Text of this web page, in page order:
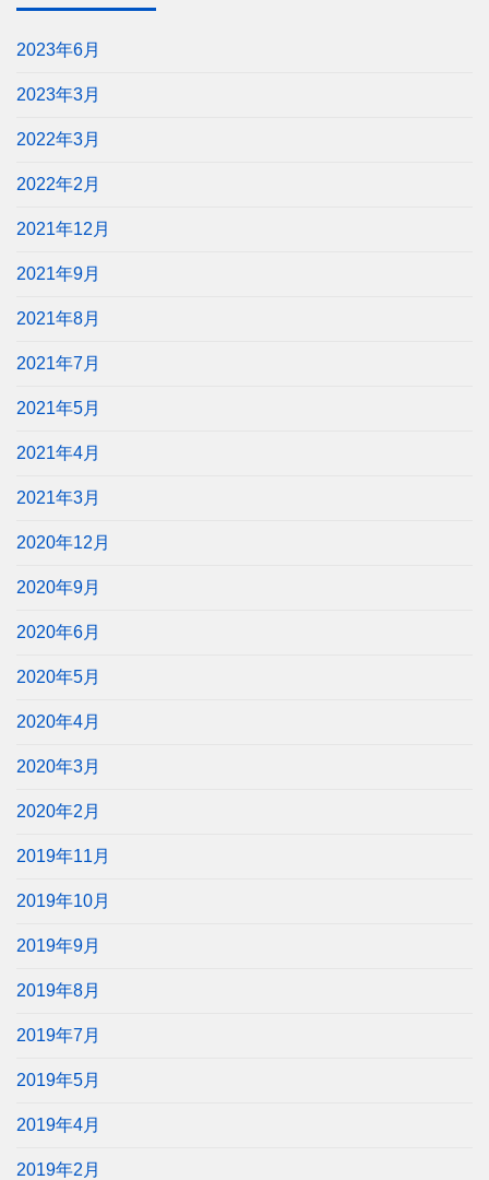
2023年6月
2023年3月
2022年3月
2022年2月
2021年12月
2021年9月
2021年8月
2021年7月
2021年5月
2021年4月
2021年3月
2020年12月
2020年9月
2020年6月
2020年5月
2020年4月
2020年3月
2020年2月
2019年11月
2019年10月
2019年9月
2019年8月
2019年7月
2019年5月
2019年4月
2019年2月